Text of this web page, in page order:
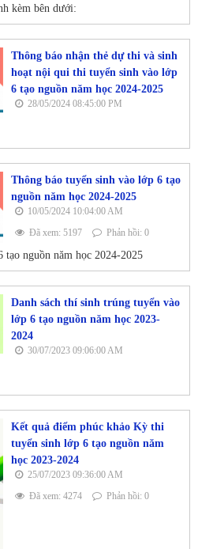
kèm bên dưới:
Thông báo nhận thẻ dự thi và sinh
hoạt nội qui thi tuyển sinh vào lớp
6 tạo nguồn năm học 2024-2025
28/05/2024 08:45:00 PM
Thông báo tuyển sinh vào lớp 6 tạo
nguồn năm học 2024-2025
10/05/2024 10:04:00 AM
Đã xem: 5197
Phản hồi: 0
tạo nguồn năm học 2024-2025
Danh sách thí sinh trúng tuyển vào
lớp 6 tạo nguồn năm học 2023-
2024
30/07/2023 09:06:00 AM
Kết quả điểm phúc khảo Kỳ thi
tuyển sinh lớp 6 tạo nguồn năm
học 2023-2024
25/07/2023 09:36:00 AM
Đã xem: 4274
Phản hồi: 0